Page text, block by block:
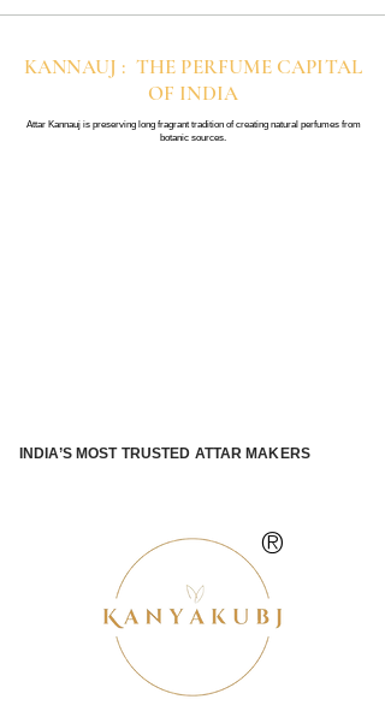
KANNAUJ : THE PERFUME CAPITAL
OF INDIA
Attar Kannauj is preserving long fragrant tradition of creating natural perfumes from
botanic sources.
INDIA’S MOST TRUSTED ATTAR MAKERS
®